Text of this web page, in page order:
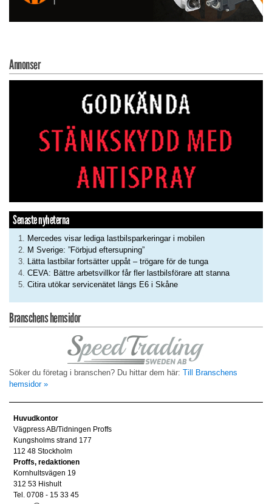
Annonser
Senaste nyheterna
Mercedes visar lediga lastbilsparkeringar i mobilen
M Sverige: ”Förbjud eftersupning”
Lätta lastbilar fortsätter uppåt – trögare för de tunga
CEVA: Bättre arbetsvillkor får fler lastbilsförare att stanna
Citira utökar servicenätet längs E6 i Skåne
Branschens hemsidor
Söker du företag i branschen? Du hittar dem här: Till Branschens
hemsidor »
Huvudkontor
Vägpress AB/Tidningen Proffs
Kungsholms strand 177
112 48 Stockholm
Proffs, redaktionen
Kornhultsvägen 19
312 53 Hishult
Tel. 0708 - 15 33 45